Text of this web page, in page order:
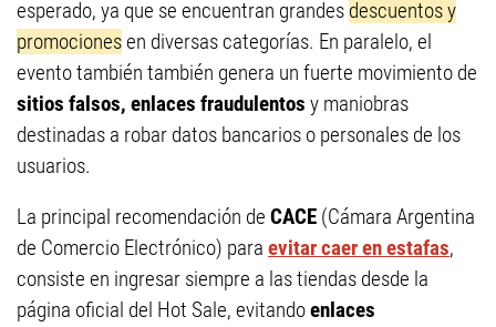
esperado, ya que se encuentran grandes descuentos y
promocionesen diversas categorías. En paralelo, el
evento también también genera un fuerte movimiento de
sitios falsos, enlaces fraudulentos y maniobras
destinadas a robar datos bancarios o personales de los
usuarios.
La principal recomendación de CACE (Cámara Argentina
de Comercio Electrónico) para evitar caer en estafas,
consiste en ingresar siempre a las tiendas desde la
página oficial del Hot Sale, evitandoenlaces